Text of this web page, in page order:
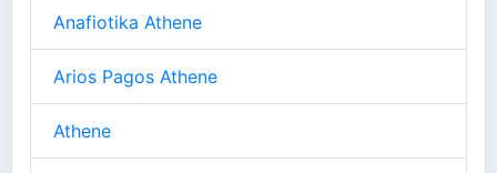
Anafiotika Athene
Arios Pagos Athene
Athene